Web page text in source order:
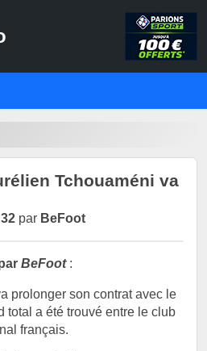
Tchouaméni va
par BeFoot
BeFoot:
prolonger son contrat avec le
total a été trouvé entre le club
français.